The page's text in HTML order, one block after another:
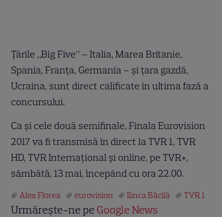
Ţările „Big Five” – Italia, Marea Britanie,
Spania, Franţa, Germania – şi ţara gazdă,
Ucraina, sunt direct calificate în ultima fază a
concursului.
Ca şi cele două semifinale, Finala Eurovision
2017 va fi transmisă în direct la TVR 1, TVR
HD, TVR Internaţional şi online, pe TVR+,
sâmbătă, 13 mai, începând cu ora 22.00.
Alex Florea eurovision Ilinca Băcilă TVR 1
Urmărește-ne pe Google News